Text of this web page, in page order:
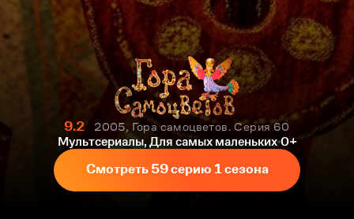
9.2
2005, Гора самоцветов. Серия 60
Мультсериалы, Для самых маленьких 0+
Смотреть 59 серию 1 сезона